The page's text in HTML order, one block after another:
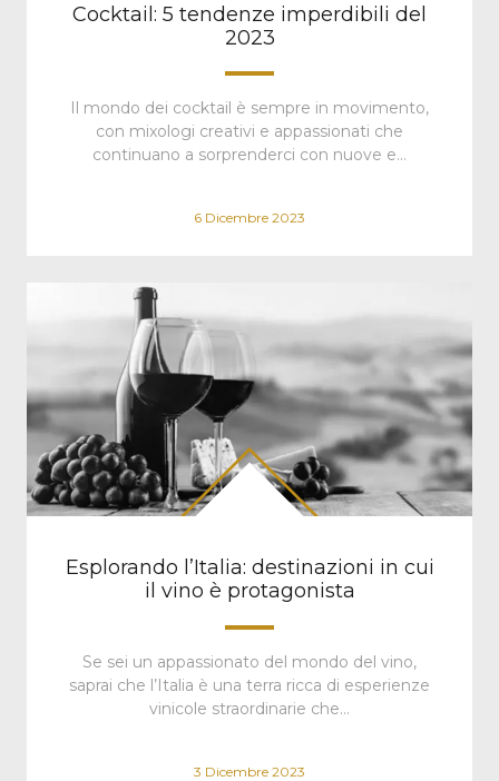
Cocktail: 5 tendenze imperdibili del
2023
Il mondo dei cocktail è sempre in movimento,
con mixologi creativi e appassionati che
continuano a sorprenderci con nuove e…
6 Dicembre 2023
Esplorando l’Italia: destinazioni in cui
il vino è protagonista
Se sei un appassionato del mondo del vino,
saprai che l’Italia è una terra ricca di esperienze
vinicole straordinarie che…
3 Dicembre 2023